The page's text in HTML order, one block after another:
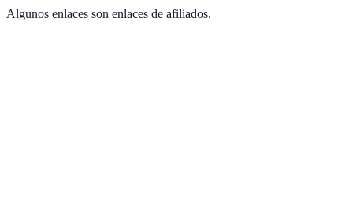
Algunos enlaces son enlaces de afiliados.